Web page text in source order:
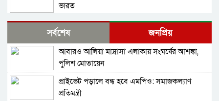
ভারত
বাংলাদেশ-পাকিস্তানসহ ১৩ দেশের জোট, কমান্ডার
নিয়োগ দিল সৌদি আরব
ভারতের চিকেন নেক নিয়ে নতুন পরিকল্পনা
শুভেন্দুর কৌশলে বদলে যাচ্ছে পশ্চিমবঙ্গের রাজনীতির
সমীকরণ
সর্বশেষ জনপ্রিয়
আবারও আলিয়া মাদ্রাসা এলাকায় সংঘর্ষের আশঙ্কা,
পুলিশ মোতায়েন
প্রাইভেট পড়ালে বন্ধ হবে এমপিও: সমাজকল্যাণ
প্রতিমন্ত্রী